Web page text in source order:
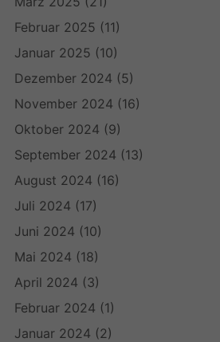
Februar 2025 (11)
Januar 2025 (10)
Dezember 2024 (5)
November 2024 (16)
Oktober 2024 (9)
September 2024 (13)
August 2024 (16)
Juli 2024 (17)
Juni 2024 (10)
Mai 2024 (18)
April 2024 (3)
Februar 2024 (1)
Januar 2024 (2)